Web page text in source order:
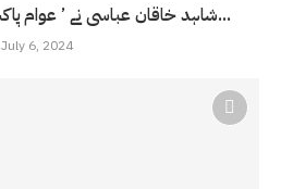
شاہد خاقان عباسی نے ’ عوام پاکستان پارٹی ‘ کی بنیاد رکھ...
July 6, 2024